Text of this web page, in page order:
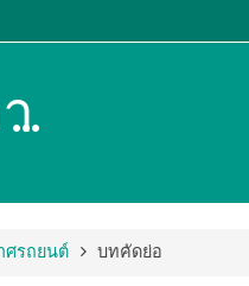
20101-2105 งานปรับอากาศรถยนต์ Automotive air conditioning job (อ.ศิริพล ทองอ่อน)
ศรถยนต์ บทคัดย่อ